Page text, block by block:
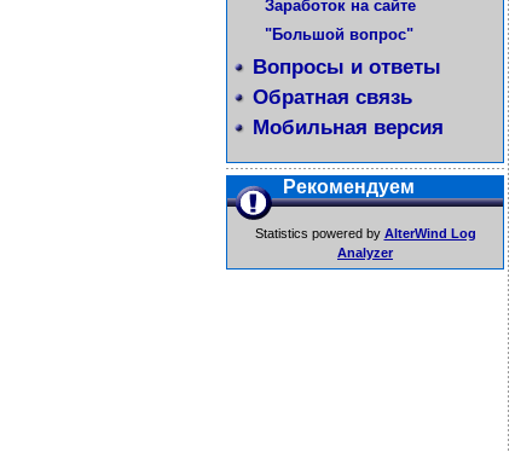
Заработок на сайте
"Большой вопрос"
Вопросы и ответы
Обратная связь
Мобильная версия
Рекомендуем
Statistics powered by AlterWind Log
Analyzer